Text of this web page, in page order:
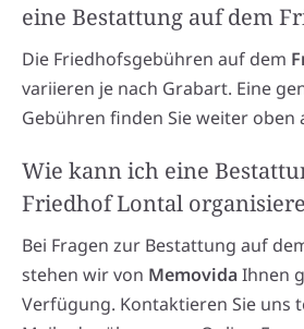
eine Bestattung auf dem
Die Friedhofsgebühren auf dem
variieren je nach Grabart. Eine
Gebühren finden Sie weiter oben
Wie kann ich eine
Friedhof Lontal
Bei Fragen zur Bestattung auf
stehen wir von MemovidaIhnen
Verfügung. Kontaktieren Sie uns